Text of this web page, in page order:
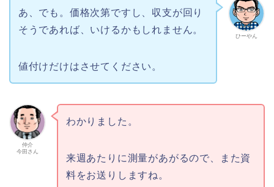
ひーやん
あ、でも。価格次第ですし、収支が回り
そうであれば、いけるかもしれません。
値付けだけはさせてください。
仲介
今田さん
わかりました。
来週あたりに測量があがるので、また資
料をお送りしますね。